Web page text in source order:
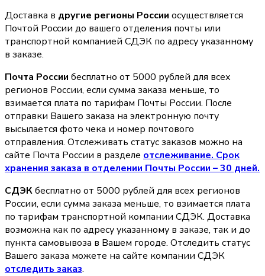
Доставка в другие регионы России осуществляется
Почтой России до вашего отделения почты или
транспортной компанией СДЭК по адресу указанному
в заказе.
Почта России бесплатно от 5000 рублей для всех
регионов России, если сумма заказа меньше, то
взимается плата по тарифам Почты России. После
отправки Вашего заказа на электронную почту
высылается фото чека и номер почтового
отправления. Отслеживать статус заказов можно на
сайте Почта России в разделе oтслеживание. Срок
хранения заказа в отделении Почты России – 30 дней.
СДЭКбесплатно от 5000 рублей для всех регионов
России, если сумма заказа меньше, то взимается плата
по тарифам транспортной компании СДЭК. Доставка
возможна как по адресу указанному в заказе, так и до
пункта самовывоза в Вашем городе. Отследить статус
Вашего заказа можете на сайте компании СДЭК
отследить заказ.